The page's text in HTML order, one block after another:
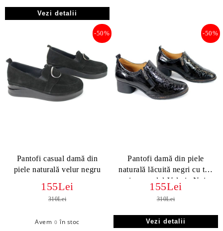
Vezi detalii
Pantofi casual damă din
piele naturală velur negru
-50%
155Lei
310Lei
Avem 0 în stoc
Pantofi damă din piele
naturală lăcuită negri cu toc
mic – model Valeria Noir
-50%
155Lei
310Lei
Vezi detalii